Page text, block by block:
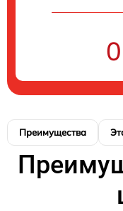
Преимущества